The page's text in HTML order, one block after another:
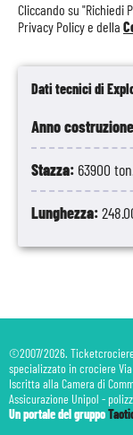
Dati tecnici di
Anno
Stazza: 63900
Lunghezza:
Cliccando su "Richiedi
Privacy Policye della
©2007/2026.
specializzato in crociere Via
Iscritta alla Camera di
Assicurazione Unipol -
Un portale del gruppo